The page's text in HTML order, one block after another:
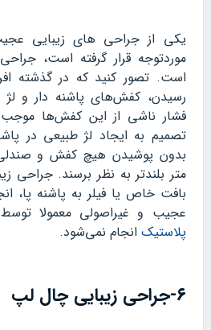
یکی از جراحی های زیبایی
موردتوجه قرار گرفته است،
است. تصور کنید که در گذشته
رسیدن، کفش‌های پاشنه دار و لژ
فشار ناشی از این کفش‌ها موجب
تصمیم به ایجاد لژ طبیعی در
بدون پوشیدن هیچ کفش و
متر بلندتر به نظر برسند. جراحی
بافت خاص یا فیلر به پاشنه پا،
عجیب و غیراصولی معمولا توسط
پلاستیک انجام نمی‌شود.
۶-جراحی زیبایی چال لپ